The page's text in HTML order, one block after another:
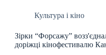
Культура і кіно
Зірки “Форсажу”
доріжці кінофестивалю